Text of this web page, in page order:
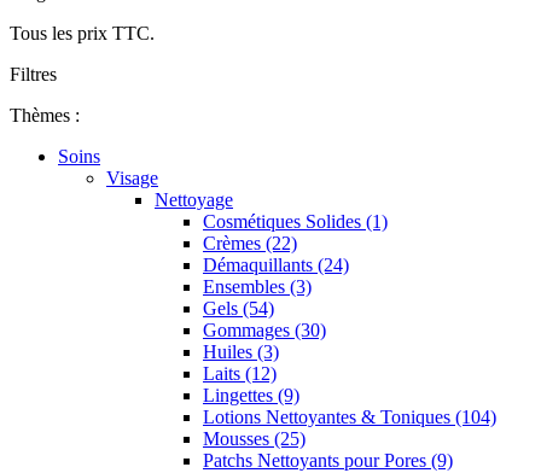
Tous les prix TTC.
Filtres
Thèmes :
Soins
Visage
Nettoyage
Cosmétiques Solides (1)
Crèmes (22)
Démaquillants (24)
Ensembles (3)
Gels (54)
Gommages (30)
Huiles (3)
Laits (12)
Lingettes (9)
Lotions Nettoyantes & Toniques (104)
Mousses (25)
Patchs Nettoyants pour Pores (9)